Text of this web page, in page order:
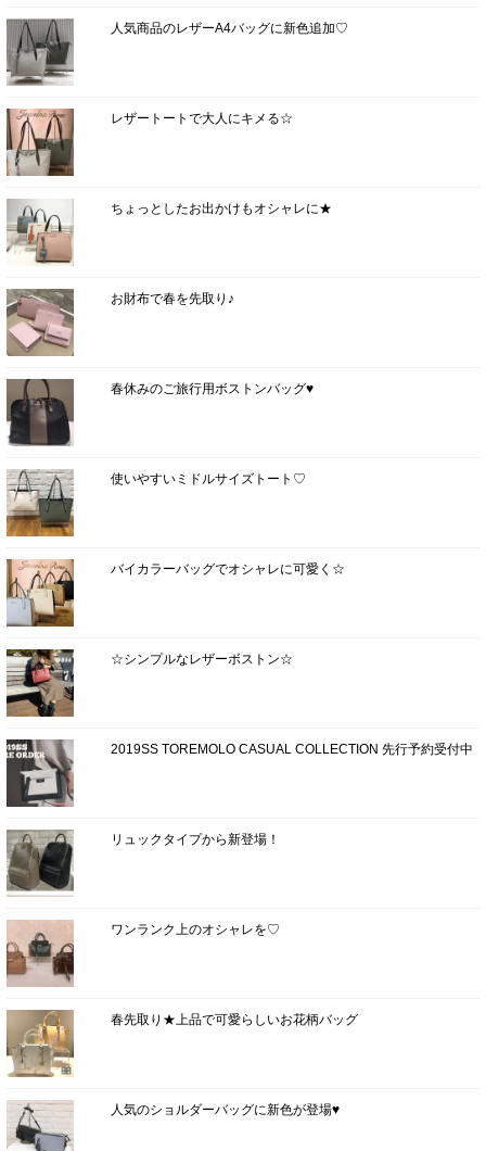
人気商品のレザーA4バッグに新色追加♡
レザートートで大人にキメる☆
ちょっとしたお出かけもオシャレに★
お財布で春を先取り♪
春休みのご旅行用ボストンバッグ♥
使いやすいミドルサイズトート♡
バイカラーバッグでオシャレに可愛く☆
☆シンプルなレザーボストン☆
2019SS TOREMOLO CASUAL COLLECTION 先行予約受付中
リュックタイプから新登場！
ワンランク上のオシャレを♡
春先取り★上品で可愛らしいお花柄バッグ
人気のショルダーバッグに新色が登場♥